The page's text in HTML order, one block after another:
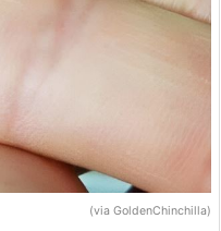
(via GoldenChinchilla)